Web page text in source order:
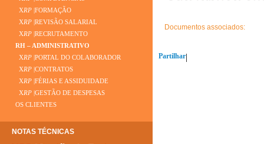
XRP |FORMAÇÃO
XRP |REVISÃO SALARIAL
XRP |RECRUTAMENTO
RH – ADMINISTRATIVO
XRP |PORTAL DO COLABORADOR
XRP |CONTRATOS
XRP |FÉRIAS E ASSIDUIDADE
XRP |GESTÃO DE DESPESAS
OS CLIENTES
NOTAS TÉCNICAS
Documentos associados:
Partilhar|